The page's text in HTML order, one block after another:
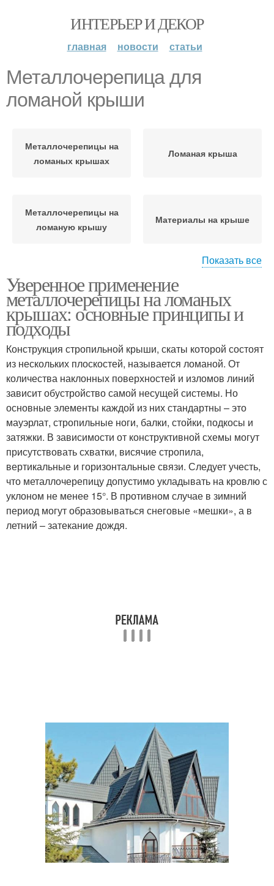
ИНТЕРЬЕР И ДЕКОР
главная новости статьи
Металлочерепица для
ломаной крыши
Металлочерепицы на
ломаных крышах
Ломаная крыша
Металлочерепицы на
ломаную крышу
Материалы на крыше
Крыши при установке
ломаной крыше
Работы на ломаных
крышах
Металлочерепицы для
ломаных крыш
Показать все
Уверенное применение
металлочерепицы на ломаных
крышах: основные принципы и
подходы
Конструкция стропильной крыши, скаты которой состоят
из нескольких плоскостей, называется ломаной. От
количества наклонных поверхностей и изломов линий
зависит обустройство самой несущей системы. Но
основные элементы каждой из них стандартны – это
мауэрлат, стропильные ноги, балки, стойки, подкосы и
затяжки. В зависимости от конструктивной схемы могут
присутствовать схватки, висячие стропила,
вертикальные и горизонтальные связи. Следует учесть,
что металлочерепицу допустимо укладывать на кровлю с
уклоном не менее 15°. В противном случае в зимний
период могут образовываться снеговые «мешки», а в
летний – затекание дождя.